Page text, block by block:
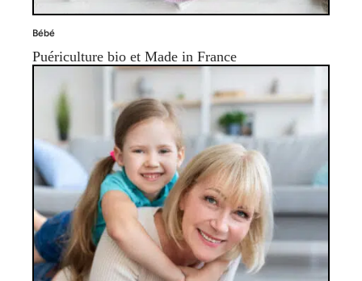
Bébé
Puériculture bio et Made in France